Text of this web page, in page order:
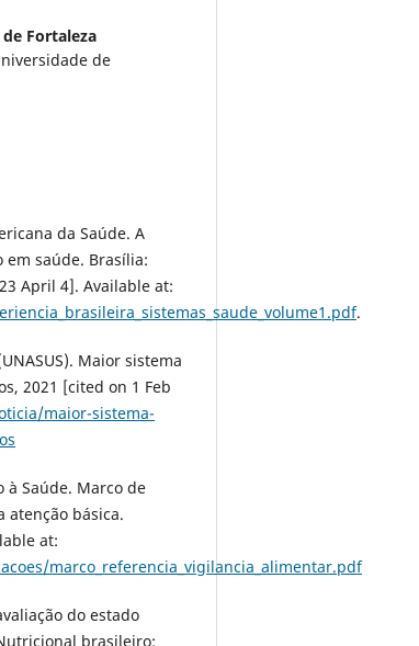
Fortaleza
de
da Saúde. A
saúde. Brasília:
April 4]. Available at:
.
Maior sistema
2021 [cited on 1 Feb
maior-sistema-
à Saúde. Marco de
básica.
at:
marco_referencia_vigilancia_alimentar.pdf
do estado
brasileiro: